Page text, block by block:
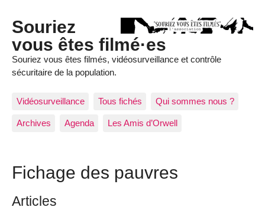
Souriez
vous êtes filmé·es
Souriez vous êtes filmés, vidéosurveillance et contrôle
sécuritaire de la population.
Vidéosurveillance Tous fichés Qui sommes nous ?
Archives Agenda Les Amis d’Orwell
Fichage des pauvres
Articles